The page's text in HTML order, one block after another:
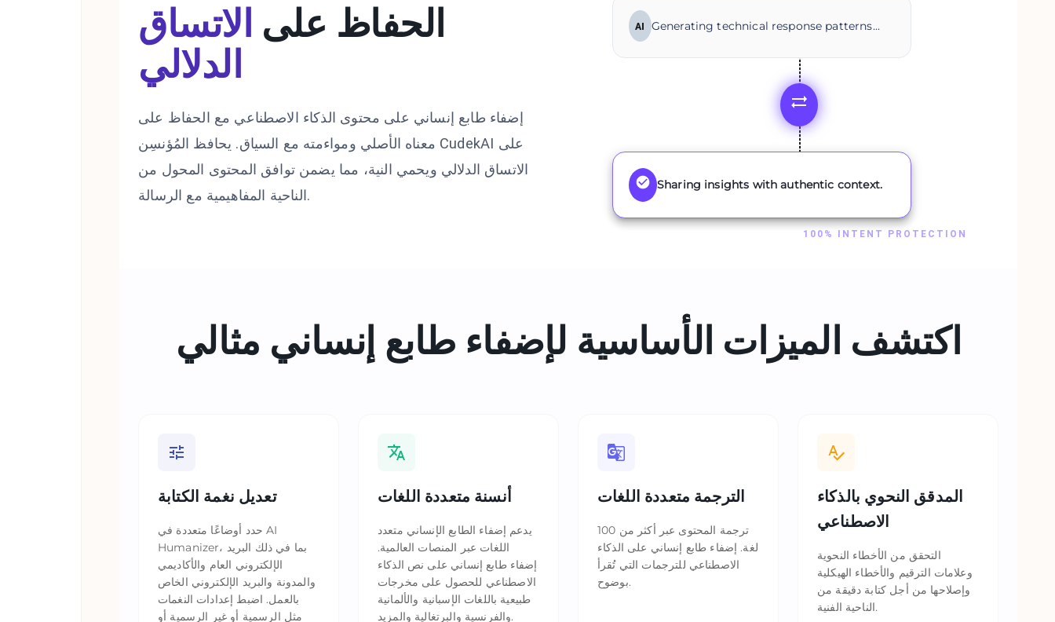
الحفاظ على الاتساق
الدلالي
إضفاء طابع إنساني على محتوى الذكاء الاصطناعي مع الحفاظ على
معناه الأصلي ومواءمته مع السياق. يحافظ المُؤنسِن CudekAI على
الاتساق الدلالي ويحمي النية، مما يضمن توافق المحتوى المحول من
الناحية المفاهيمية مع الرسالة.
AI Generating technical response patterns...
Sharing insights with authentic context.
100% INTENT PROTECTION
اكتشف الميزات الأساسية لإضفاء طابع إنساني مثالي
تعديل نغمة الكتابة
حدد أوضاعًا متعددة في AI
Humanizer، بما في ذلك البريد
الإلكتروني العام والأكاديمي
والمدونة والبريد الإلكتروني الخاص
بالعمل. اضبط إعدادات النغمات
مثل الرسمية أو غير الرسمية أو
أنسنة متعددة اللغات
يدعم إضفاء الطابع الإنساني متعدد
اللغات عبر المنصات العالمية.
إضفاء طابع إنساني على نص الذكاء
الاصطناعي للحصول على مخرجات
طبيعية باللغات الإسبانية والألمانية
والفرنسية والبرتغالية والمزيد.
الترجمة متعددة اللغات
ترجمة المحتوى عبر أكثر من 100
لغة. إضفاء طابع إنساني على الذكاء
الاصطناعي للترجمات التي تُقرأ
بوضوح.
المدقق النحوي بالذكاء
الاصطناعي
التحقق من الأخطاء النحوية
وعلامات الترقيم والأخطاء الهيكلية
وإصلاحها من أجل كتابة دقيقة من
الناحية الفنية.